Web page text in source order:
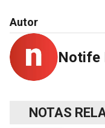
Autor
Notife
NOTAS